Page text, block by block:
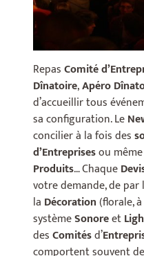
RepasComité
Dînatoire,Apéro
d’accueillir tous
sa configuration. Le
concilier à la fois des
d’Entreprisesou
Produits… Chaque
votre demande, de par
la Décoration(florale,
systèmeSonoreet
desComitésd’